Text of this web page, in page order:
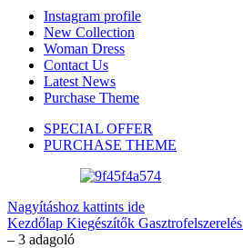
Instagram profile
New Collection
Woman Dress
Contact Us
Latest News
Purchase Theme
SPECIAL OFFER
PURCHASE THEME
Nagyításhoz kattints ide
Kezdőlap Kiegészítők Gasztrofelszerelés
– 3 adagoló